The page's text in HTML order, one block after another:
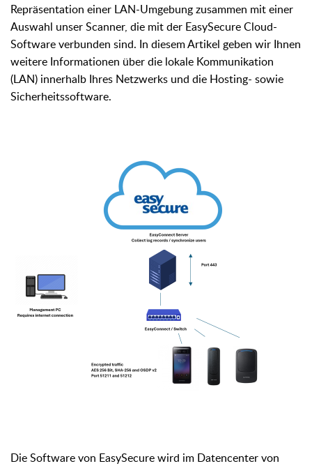
Repräsentation einer LAN-Umgebung zusammen mit einer
Auswahl unser Scanner, die mit der EasySecure Cloud-
Software verbunden sind. In diesem Artikel geben wir Ihnen
weitere Informationen über die lokale Kommunikation
(LAN) innerhalb Ihres Netzwerks und die Hosting- sowie
Sicherheitssoftware.
Die Software von EasySecure wird im Datencenter von